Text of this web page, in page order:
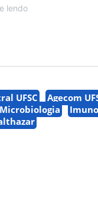
UFSC Agecom